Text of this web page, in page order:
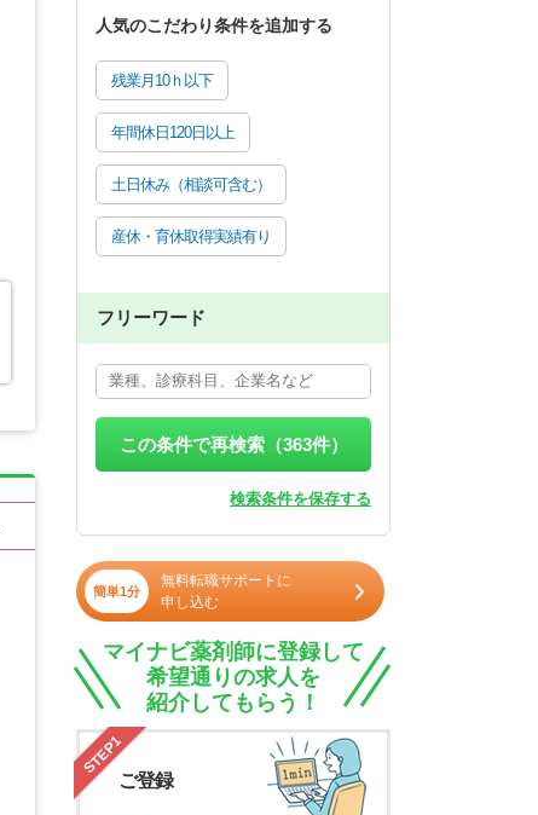
人気のこだわり条件を追加する
残業月10ｈ以下
年間休日120日以上
土日休み（相談可含む）
産休・育休取得実績有り
フリーワード
この条件で再検索（363件）
検索条件を保存する
簡単1分
無料転職サポートに
申し込む
マイナビ薬剤師に登録して
希望通りの求人を
紹介してもらう！
STEP1
ご登録